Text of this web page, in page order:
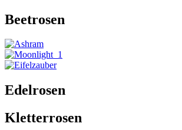
Beetrosen
Edelrosen
Kletterrosen